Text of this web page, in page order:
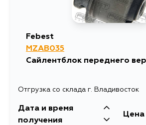
Febest
MZAB035
Сайлентблок переднего
Отгрузка со склада г. Владивосток
Дата и время
получения
Цена